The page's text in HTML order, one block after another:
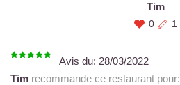
Tim
0 1
Avis du: 28/03/2022
Tim recommande ce restaurant pour: